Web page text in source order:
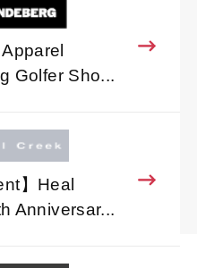
Golfer Sho...
】Heal
Anniversar...